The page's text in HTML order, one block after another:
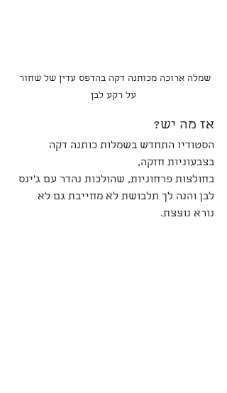
שמלה ארוכה מכותנה דקה בהדפס עדין של שחור
על רקע לבן
אז מה יש?
הסטודיו התחדש בשמלות כותנה דקה
בצבעוניות חזקה,
בחולצות פרחוניות, שהולכות נהדר עם ג'ינס
לבן והנה לך תלבושת לא מחייבת גם לא
נורא נוצצת.